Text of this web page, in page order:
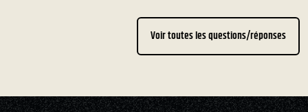
Voir toutes les questions/réponses